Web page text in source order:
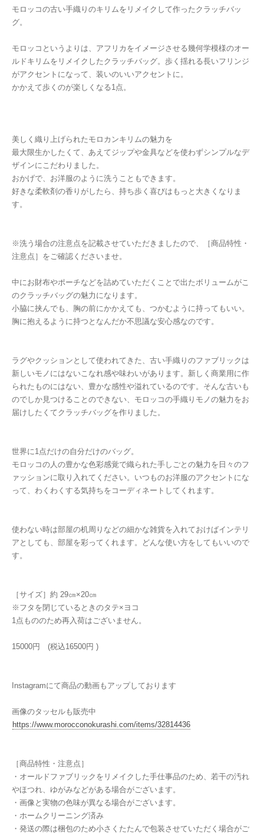
モロッコの古い手織りのキリムをリメイクして作ったクラッチバッ
グ。
モロッコというよりは、アフリカをイメージさせる幾何学模様のオー
ルドキリムをリメイクしたクラッチバッグ。歩く揺れる長いフリンジ
がアクセントになって、装いのいいアクセントに。
かかえて歩くのが楽しくなる1点。
美しく織り上げられたモロカンキリムの魅力を
最大限生かしたくて、あえてジップや金具などを使わずシンプルなデ
ザインにこだわりました。
おかげで、お洋服のように洗うこともできます。
好きな柔軟剤の香りがしたら、持ち歩く喜びはもっと大きくなりま
す。
※洗う場合の注意点を記載させていただきましたので、［商品特性・
注意点］をご確認くださいませ。
中にお財布やポーチなどを詰めていただくことで出たボリュームがこ
のクラッチバッグの魅力になります。
小脇に挟んでも、胸の前にかかえても、つかむように持ってもいい。
胸に抱えるように持つとなんだか不思議な安心感なのです。
ラグやクッションとして使われてきた、古い手織りのファブリックは
新しいモノにはないこなれ感や味わいがあります。新しく商業用に作
られたものにはない、豊かな感性や溢れているのです。そんな古いも
のでしか見つけることのできない、モロッコの手織りモノの魅力をお
届けしたくてクラッチバッグを作りました。
世界に1点だけの自分だけのバッグ。
モロッコの人の豊かな色彩感覚で織られた手しごとの魅力を日々のフ
ァッションに取り入れてください。いつものお洋服のアクセントにな
って、わくわくする気持ちをコーディネートしてくれます。
使わない時は部屋の机周りなどの細かな雑貨を入れておけばインテリ
アとしても、部屋を彩ってくれます。どんな使い方をしてもいいので
す。
［サイズ］約 29㎝×20㎝
※フタを閉じているときのタテ×ヨコ
1点もののため再入荷はございません。
15000円 (税込16500円 )
Instagramにて商品の動画もアップしております
画像のタッセルも販売中
https://www.morocconokurashi.com/items/32814436
［商品特性・注意点］
・オールドファブリックをリメイクした手仕事品のため、若干の汚れ
やほつれ、ゆがみなどがある場合がございます。
・画像と実物の色味が異なる場合がございます。
・ホームクリーニング済み
・発送の際は梱包のため小さくたたんで包装させていただく場合がご